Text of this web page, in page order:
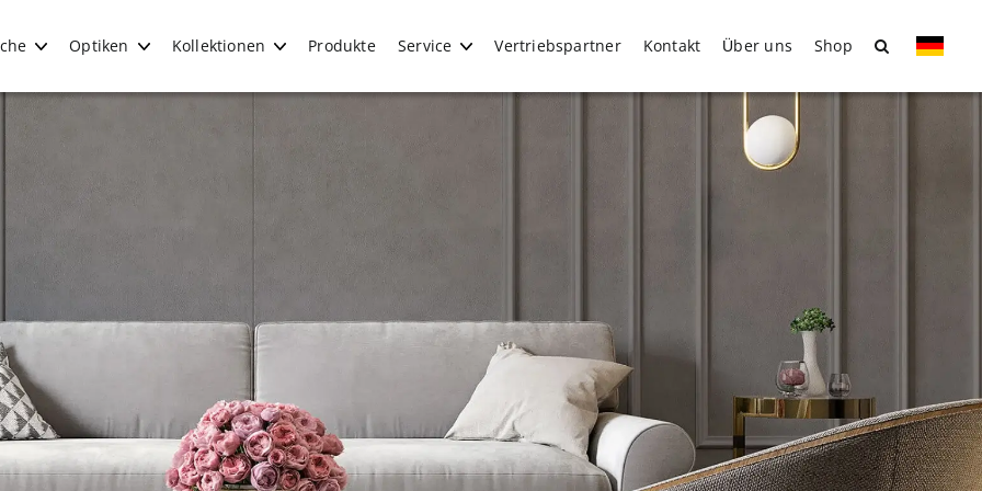
Optiken Kollektionen Produkte Service Vertriebspartner Kontakt Über uns Shop